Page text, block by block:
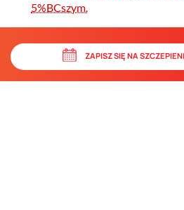
5%BCszym.
ZAPISZ SIĘ NA